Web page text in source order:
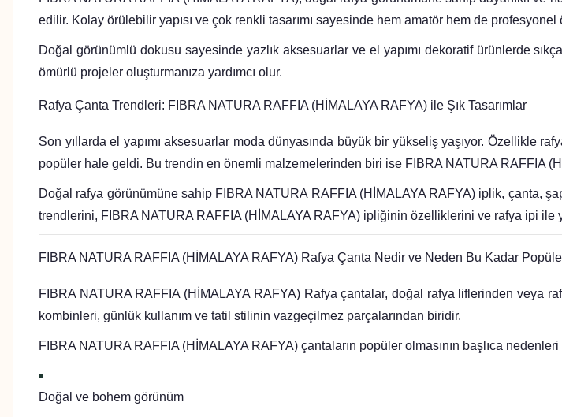
edilir. Kolay örülebilir yapısı ve çok renkli tasarımı sayesinde hem amatör hem de
Doğal görünümlü dokusu sayesinde yazlık aksesuarlar ve el yapımı dekoratif ürünlerde
ömürlü projeler oluşturmanıza yardımcı olur.
Rafya Çanta Trendleri: FIBRA NATURA RAFFIA (HİMALAYA RAFYA) ile Şık Tasarımlar
Son yıllarda el yapımı aksesuarlar moda dünyasında büyük bir yükseliş yaşıyor. Özellikle
popüler hale geldi. Bu trendin en önemli malzemelerinden biri ise FIBRA NATURA RAFFIA
Doğal rafya görünümüne sahip FIBRA NATURA RAFFIA (HİMALAYA RAFYA) iplik, çanta,
trendlerini, FIBRA NATURA RAFFIA (HİMALAYA RAFYA) ipliğinin özelliklerini ve rafya ipi ile
FIBRA NATURA RAFFIA (HİMALAYA RAFYA) Rafya Çanta Nedir ve Neden Bu Kadar
FIBRA NATURA RAFFIA (HİMALAYA RAFYA) Rafya çantalar, doğal rafya liflerinden veya
kombinleri, günlük kullanım ve tatil stilinin vazgeçilmez parçalarından biridir.
FIBRA NATURA RAFFIA (HİMALAYA RAFYA) çantaların popüler olmasının başlıca nedenleri
Doğal ve bohem görünüm